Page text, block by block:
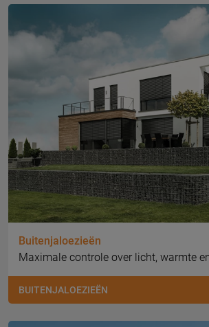
Buitenjaloezieën
Maximale controle over licht, warmte
BUITENJALOEZIEËN